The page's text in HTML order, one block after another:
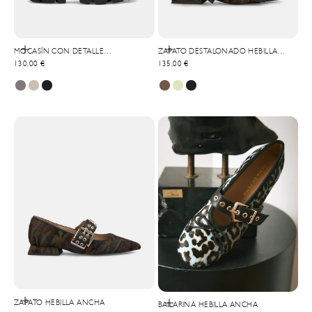
Elige opciones
MOCASÍN CON DETALLE
PLATAFORMA
Precio de oferta
130,00 €
Elige opciones
ZAPATO DESTALONADO HEBILLA
ANCHA
Precio de oferta
135,00 €
Elige opciones
ZAPATO HEBILLA ANCHA
Elige opciones
BAILARINA HEBILLA ANCHA